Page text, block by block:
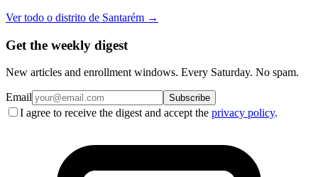
Ver todo o distrito de Santarém →
Get the weekly digest
New articles and enrollment windows. Every Saturday. No spam.
Email Subscribe
I agree to receive the digest and accept the privacy policy.